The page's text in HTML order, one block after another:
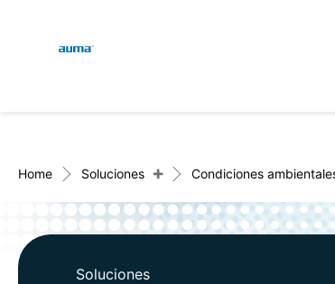
Europa
Asia y Pacífico
Home Soluciones + Condiciones
Soluciones